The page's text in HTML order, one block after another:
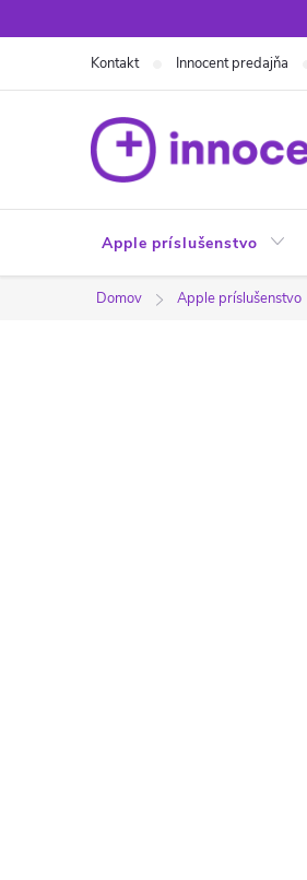
na
Kontakt Innocent predajňa
Apple príslušenstvo
Domov Apple príslušenstvo